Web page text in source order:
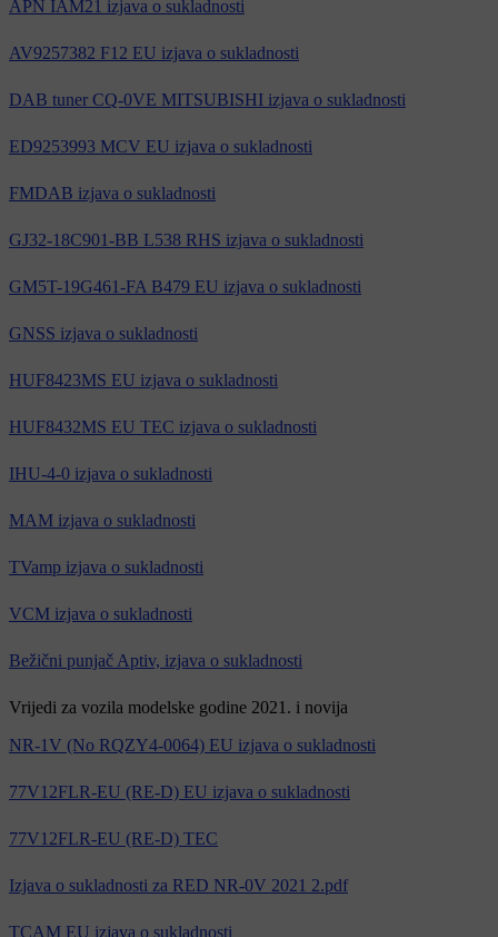
APN IAM21 izjava o sukladnosti
AV9257382 F12 EU izjava o sukladnosti
DAB tuner CQ-0VE MITSUBISHI izjava o sukladnosti
ED9253993 MCV EU izjava o sukladnosti
FMDAB izjava o sukladnosti
GJ32-18C901-BB L538 RHS izjava o sukladnosti
GM5T-19G461-FA B479 EU izjava o sukladnosti
GNSS izjava o sukladnosti
HUF8423MS EU izjava o sukladnosti
HUF8432MS EU TEC izjava o sukladnosti
IHU-4-0 izjava o sukladnosti
MAM izjava o sukladnosti
TVamp izjava o sukladnosti
VCM izjava o sukladnosti
Bežični punjač Aptiv, izjava o sukladnosti
Vrijedi za vozila modelske godine 2021. i novija
NR-1V (No RQZY4-0064) EU izjava o sukladnosti
77V12FLR-EU (RE-D) EU izjava o sukladnosti
77V12FLR-EU (RE-D) TEC
Izjava o sukladnosti za RED NR-0V 2021 2.pdf
TCAM EU izjava o sukladnosti